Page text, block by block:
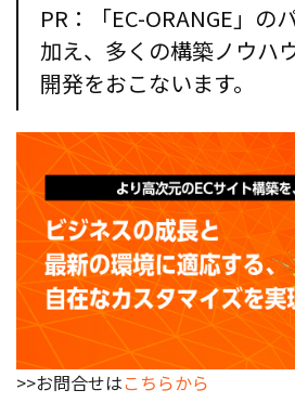
PR：「EC-ORANGE」の
加え、多くの構築ノウハ
開発をおこないます。
>>お問合せはこちらから